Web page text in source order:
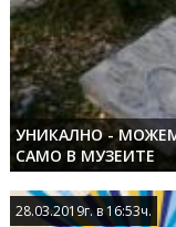
УНИКАЛНО -
САМО В МУЗЕИТЕ
28.03.2019г. в 16:53ч.
28.03.2019г. в 16:53ч.